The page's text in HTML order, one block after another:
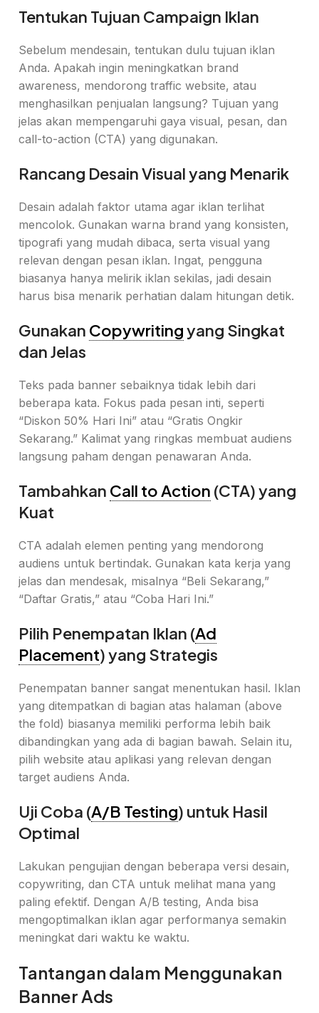
Tentukan Tujuan Campaign Iklan
Sebelum mendesain, tentukan dulu tujuan iklan
Anda. Apakah ingin meningkatkan brand
awareness, mendorong traffic website, atau
menghasilkan penjualan langsung? Tujuan yang
jelas akan mempengaruhi gaya visual, pesan, dan
call-to-action (CTA) yang digunakan.
Rancang Desain Visual yang Menarik
Desain adalah faktor utama agar iklan terlihat
mencolok. Gunakan warna brand yang konsisten,
tipografi yang mudah dibaca, serta visual yang
relevan dengan pesan iklan. Ingat, pengguna
biasanya hanya melirik iklan sekilas, jadi desain
harus bisa menarik perhatian dalam hitungan detik.
Gunakan Copywritingyang Singkat
dan Jelas
Teks pada banner sebaiknya tidak lebih dari
beberapa kata. Fokus pada pesan inti, seperti
“Diskon 50% Hari Ini” atau “Gratis Ongkir
Sekarang.” Kalimat yang ringkas membuat audiens
langsung paham dengan penawaran Anda.
Tambahkan Call to Action (CTA) yang
Kuat
CTA adalah elemen penting yang mendorong
audiens untuk bertindak. Gunakan kata kerja yang
jelas dan mendesak, misalnya “Beli Sekarang,”
“Daftar Gratis,” atau “Coba Hari Ini.”
Pilih Penempatan Iklan (Ad
Placement) yang Strategis
Penempatan banner sangat menentukan hasil. Iklan
yang ditempatkan di bagian atas halaman (above
the fold) biasanya memiliki performa lebih baik
dibandingkan yang ada di bagian bawah. Selain itu,
pilih website atau aplikasi yang relevan dengan
target audiens Anda.
Uji Coba (A/B Testing) untuk Hasil
Optimal
Lakukan pengujian dengan beberapa versi desain,
copywriting, dan CTA untuk melihat mana yang
paling efektif. Dengan A/B testing, Anda bisa
mengoptimalkan iklan agar performanya semakin
meningkat dari waktu ke waktu.
Tantangan dalam Menggunakan
Banner Ads